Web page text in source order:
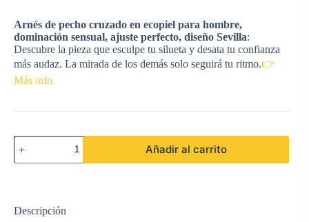
era:
39,99 €.
es:
35,99 €.
Arnés de pecho cruzado en ecopiel para hombre,
dominación sensual, ajuste perfecto, diseño Sevilla:
Descubre la pieza que esculpe tu silueta y desata tu confianza
más audaz. La mirada de los demás solo seguirá tu ritmo.👉
Más info
FETISH
SUBMISSIVE
ATTITUDE
PECHO
Añadir al carrito
Descripción